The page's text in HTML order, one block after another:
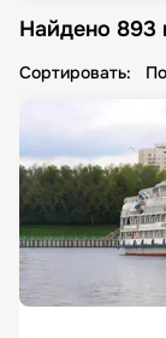
Найдено 893
Сортировать: